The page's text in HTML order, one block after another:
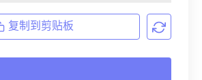
复制到剪贴板